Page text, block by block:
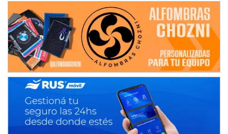
Avellaneda (Santa Fe)
SUR SANTAFESINO - F4
José Samuel Sánchez (Tierra)
Rufino (Santa Fe)
TUCUMANO - F5
Juan Navarro (Asfalto)
El Timbó (Tucumán)
COBERTURA ESPECIAL DE E-KART.COM.AR
08/09-AGO
IAME SERIES ARGENTINA 6